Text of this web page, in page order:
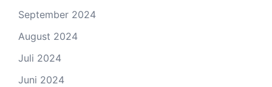
September 2024
August 2024
Juli 2024
Juni 2024